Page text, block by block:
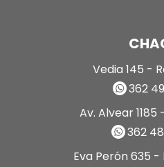
Vedia 145 -
362
Av. Alvear
362
Eva Perón 635